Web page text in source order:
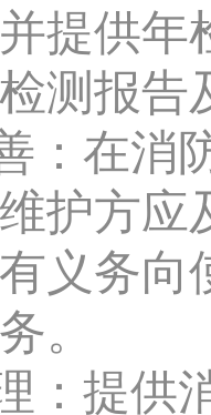
提供
测报告
：在消
护方应
义务
。
：提供